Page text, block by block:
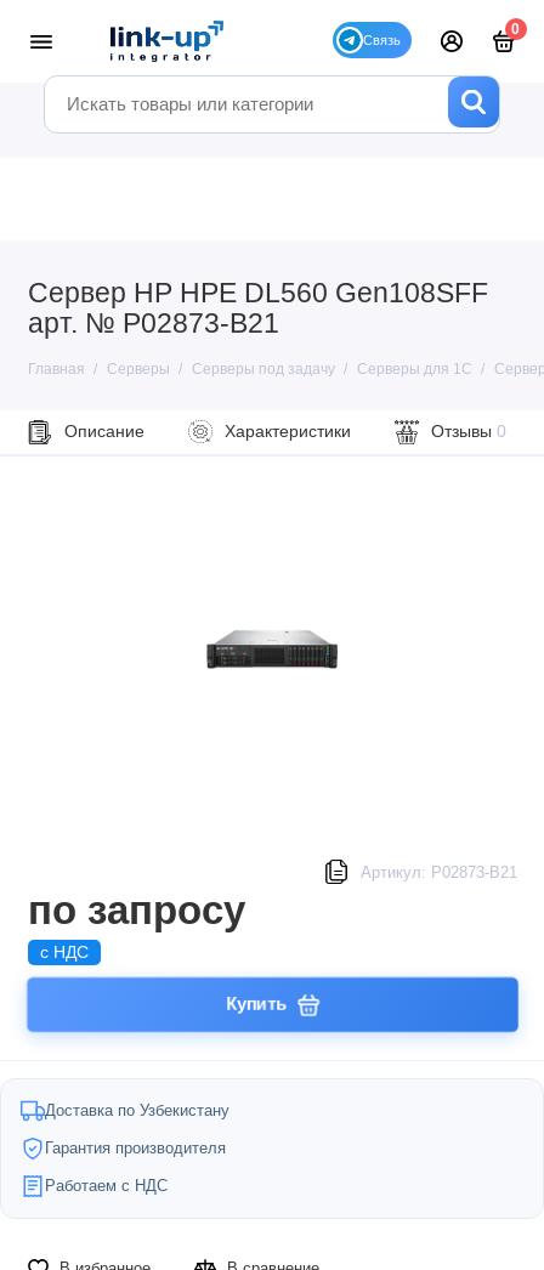
0
Сервер HP HPE DL560 Gen108SFF
арт. № P02873-B21
Главная Серверы Серверы под задачу Серверы для 1С
Описание Характеристики Отзывы 0
Артикул: P02873-B21
по запросу
с НДС
Купить
Доставка по Узбекистану
Гарантия производителя
Работаем с НДС